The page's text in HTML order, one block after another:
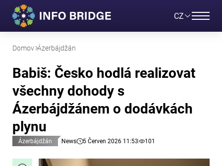
CZ
Domov Ázerbájdžán
Babiš: Česko hodlá realizovat
všechny dohody s
Ázerbájdžánem o dodávkách
plynu
Ázerbájdžán News 5 Červen 2026 11:53 101